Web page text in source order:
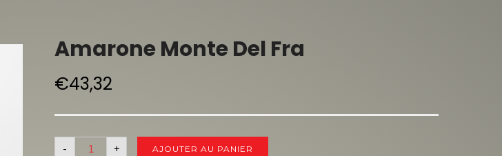
Amarone Monte Del Fra
€43,32
- + AJOUTER AU PANIER